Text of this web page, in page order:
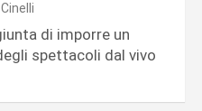
Cinelli
di imporre un
spettacoli dal vivo